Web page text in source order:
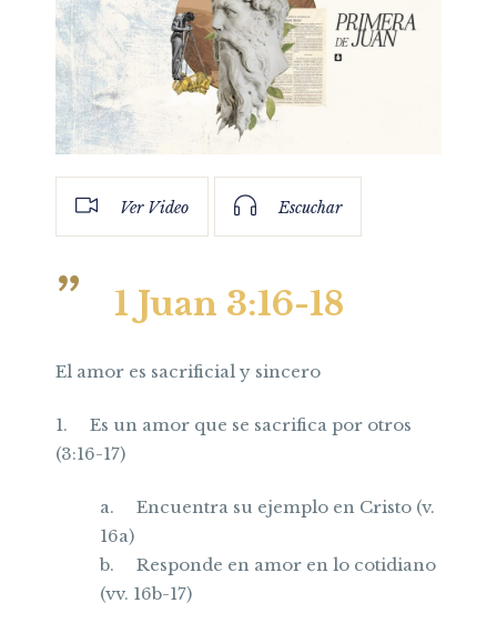
Ver Video Escuchar
1 Juan 3:16-18
El amor es sacrificial y sincero
1. Es un amor que se sacrifica por otros
(3:16-17)
a. Encuentra su ejemplo en Cristo (v.
16a)
b. Responde en amor en lo cotidiano
(vv. 16b-17)